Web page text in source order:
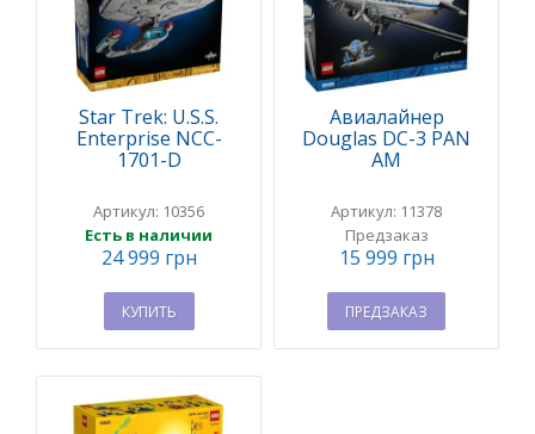
Star Trek: U.S.S.
Enterprise NCC-
1701-D
Артикул: 10356
Есть в наличии
24 999 грн
КУПИТЬ
Авиалайнер
Douglas DC-3 PAN
AM
Артикул: 11378
Предзаказ
15 999 грн
ПРЕДЗАКАЗ